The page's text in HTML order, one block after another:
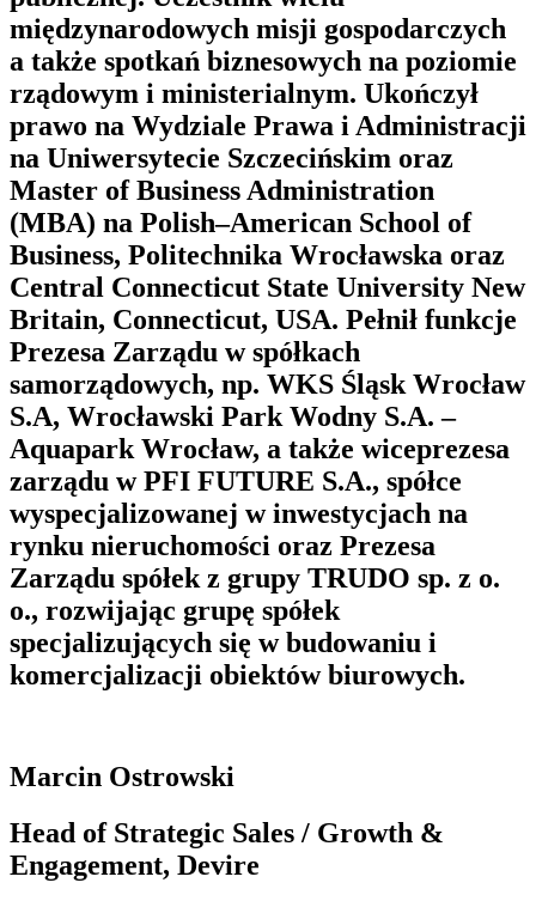
międzynarodowych misji gospodarczych
a także spotkań biznesowych na poziomie
rządowym i ministerialnym. Ukończył
prawo na Wydziale Prawa i Administracji
na Uniwersytecie Szczecińskim oraz
Master of Business Administration
(MBA) na Polish–American School of
Business, Politechnika Wrocławska oraz
Central Connecticut State University New
Britain, Connecticut, USA. Pełnił funkcje
Prezesa Zarządu w spółkach
samorządowych, np. WKS Śląsk Wrocław
S.A, Wrocławski Park Wodny S.A. –
Aquapark Wrocław, a także wiceprezesa
zarządu w PFI FUTURE S.A., spółce
wyspecjalizowanej w inwestycjach na
rynku nieruchomości oraz Prezesa
Zarządu spółek z grupy TRUDO sp. z o.
o., rozwijając grupę spółek
specjalizujących się w budowaniu i
komercjalizacji obiektów biurowych.
Marcin Ostrowski
Head of Strategic Sales / Growth &
Engagement, Devire